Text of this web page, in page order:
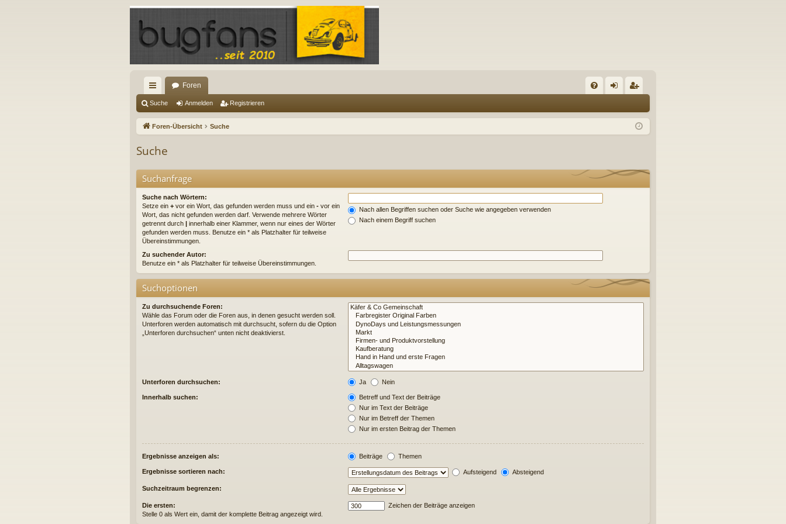
ch
ne
ug
Foren
Q m
n
ist
n
Suche Anmelden Registrieren
Foren-Übersicht Suche
Suche
Suchanfrage
Suche nach Wörtern:
Setze ein + vor ein Wort, das gefunden werden muss und ein - vor ein
Wort, das nicht gefunden werden darf. Verwende mehrere Wörter
getrennt durch | innerhalb einer Klammer, wenn nur eines der Wörter
gefunden werden muss. Benutze ein * als Platzhalter für teilweise
Übereinstimmungen.
Nach allen Begriffen suchen oder Suche wie angegeben verwenden
Nach einem Begriff suchen
Zu suchender Autor:
Benutze ein * als Platzhalter für teilweise Übereinstimmungen.
Suchoptionen
Zu durchsuchende Foren:
Wähle das Forum oder die Foren aus, in denen gesucht werden soll.
Unterforen werden automatisch mit durchsucht, sofern du die Option
„Unterforen durchsuchen“ unten nicht deaktivierst.
Unterforen durchsuchen: Ja Nein
Innerhalb suchen:
Betreff und Text der Beiträge
Nur im Text der Beiträge
Nur im Betreff der Themen
Nur im ersten Beitrag der Themen
Ergebnisse anzeigen als: Beiträge Themen
Ergebnisse sortieren nach: Aufsteigend Absteigend
Suchzeitraum begrenzen:
Die ersten:
Stelle 0 als Wert ein, damit der komplette Beitrag angezeigt wird.
Zeichen der Beiträge anzeigen